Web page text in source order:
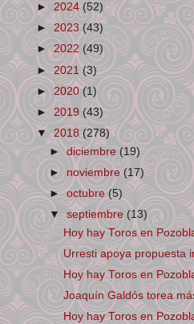
►2024(52)
►2023(43)
► 2022 (49)
►2021(3)
► 2020(1)
► 2019 (43)
▼2018(278)
►diciembre(19)
► noviembre(17)
►octubre(5)
▼septiembre(13)
Hoy hay Toros en
Urresti apoya propuesta
Hoy hay Toros en
Joaquín Galdós torea
Hoy hay Toros en